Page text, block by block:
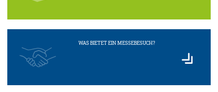
WAS BIETET EIN MESSEBESUCH?